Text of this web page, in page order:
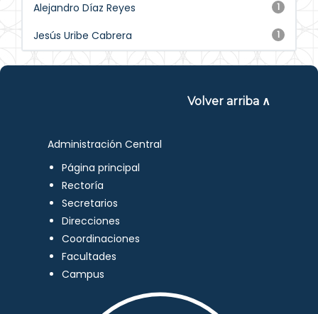
1
Alejandro Díaz Reyes
1
Jesús Uribe Cabrera
Volver arriba ∧
Administración Central
Página principal
Rectoría
Secretarios
Direcciones
Coordinaciones
Facultades
Campus